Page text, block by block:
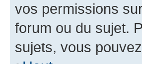
vos permissions
forum ou du sujet.
sujets, vous